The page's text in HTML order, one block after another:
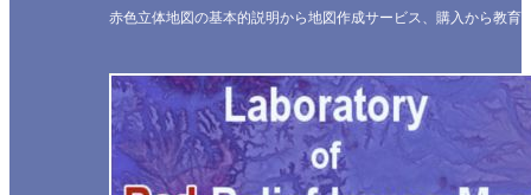
赤色立体地図の基本的説明から地図作成サービス、購入から教育